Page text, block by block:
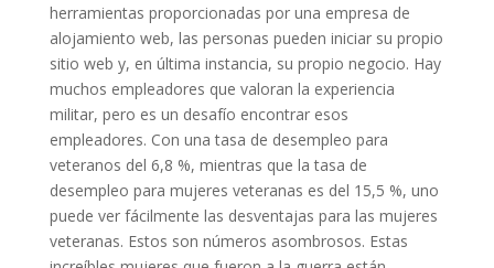
herramientas proporcionadas por una empresa de
alojamiento web, las personas pueden iniciar su propio
sitio web y, en última instancia, su propio negocio. Hay
muchos empleadores que valoran la experiencia
militar, pero es un desafío encontrar esos
empleadores. Con una tasa de desempleo para
veteranos del 6,8 %, mientras que la tasa de
desempleo para mujeres veteranas es del 15,5 %, uno
puede ver fácilmente las desventajas para las mujeres
veteranas. Estos son números asombrosos. Estas